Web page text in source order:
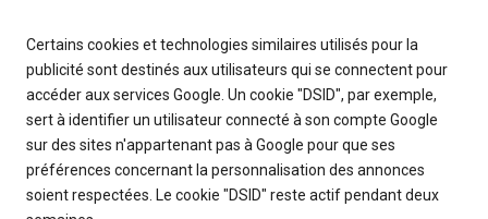
Certains cookies et technologies similaires utilisés pour la
publicité sont destinés aux utilisateurs qui se connectent pour
accéder aux services Google. Un cookie "DSID", par exemple,
sert à identifier un utilisateur connecté à son compte Google
sur des sites n'appartenant pas à Google pour que ses
préférences concernant la personnalisation des annonces
soient respectées. Le cookie "DSID" reste actif pendant deux